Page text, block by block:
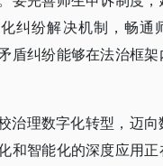
纠纷解决机制，畅通
盾纠纷能够在法治框
治理数字化转型，迈
和智能化的深度应用